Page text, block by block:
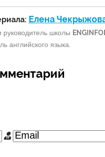
Елена
руководитель школы
английского языка.